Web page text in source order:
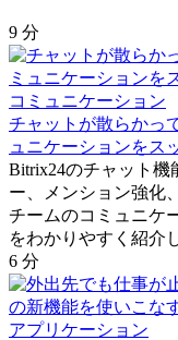
9 分
コミュニケーション
チャットが散らかっ
ュニケーションをス
Bitrix24のチャット機
ー、メンション強化
チームのコミュニケ
をわかりやすく紹介
6 分
アプリケーション